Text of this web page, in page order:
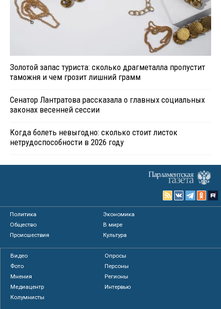
Золотой запас туриста: сколько драгметалла пропустит
таможня и чем грозит лишний грамм
Сенатор Лантратова рассказала о главных социальных
законах весенней сессии
Когда болеть невыгодно: сколько стоит листок
нетрудоспособности в 2026 году
Политика
Экономика
Общество
В мире
Происшествия
Культура
Видео
Опросы
Фото
Персоны
Мнения
Регионы
Медиацентр
Интервью
Колумнисты